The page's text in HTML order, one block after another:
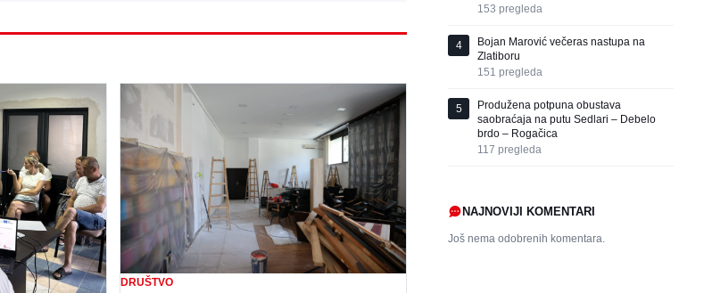
DRUŠTVO
153 pregleda
4
Bojan Marović večeras nastupa na
Zlatiboru
151 pregleda
5
Produžena potpuna obustava
saobraćaja na putu Sedlari – Debelo
brdo – Rogačica
117 pregleda
NAJNOVIJI KOMENTARI
Još nema odobrenih komentara.